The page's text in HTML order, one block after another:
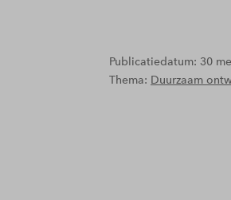
Publicatiedatum: 30
Thema: Duurzaam